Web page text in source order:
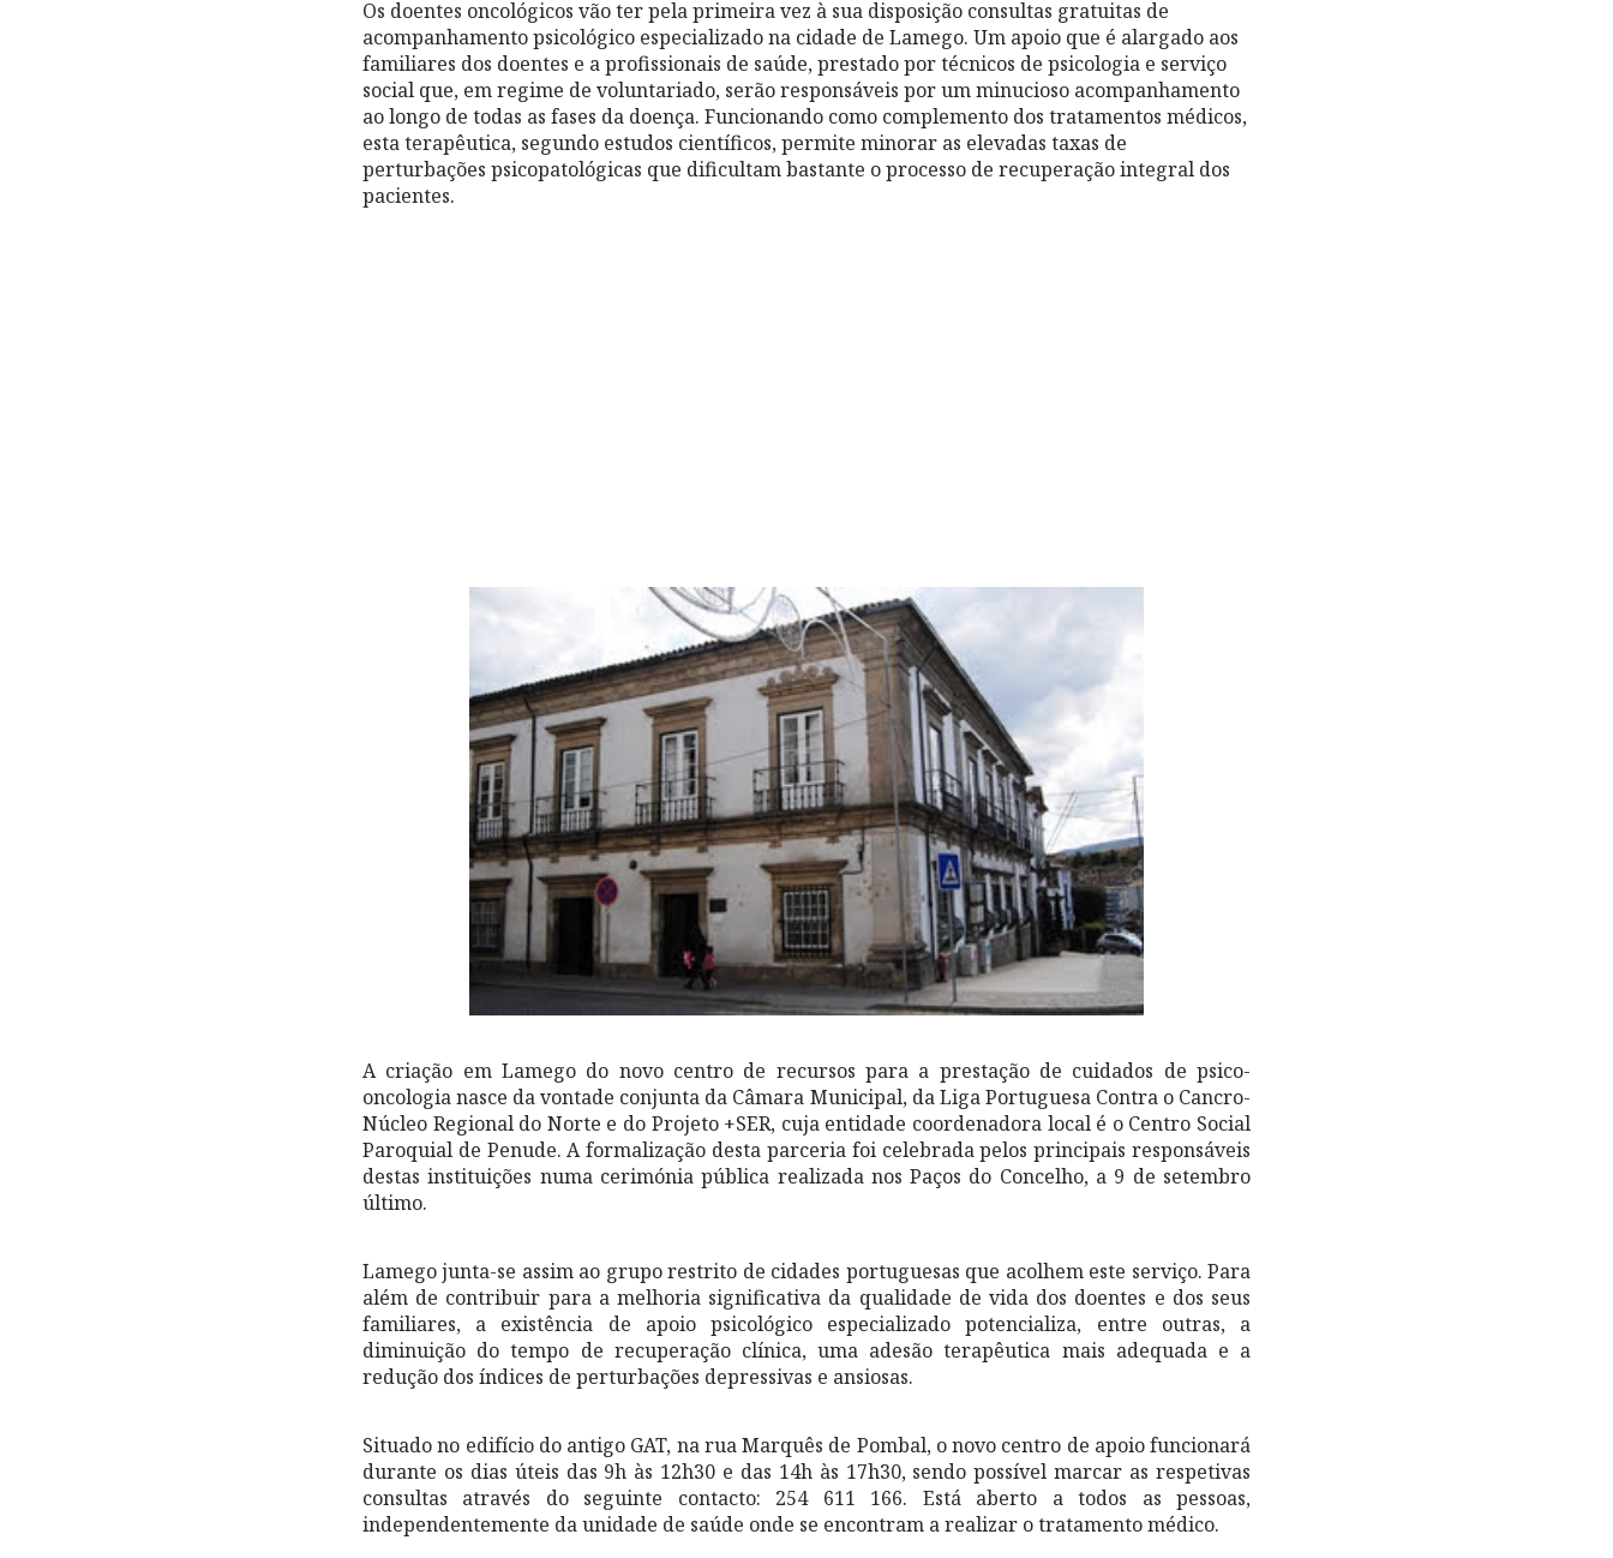
Os doentes oncológicos vão ter pela primeira vez à sua disposição consultas gratuitas de
acompanhamento psicológico especializado na cidade de Lamego. Um apoio que é alargado aos
familiares dos doentes e a profissionais de saúde, prestado por técnicos de psicologia e serviço
social que, em regime de voluntariado, serão responsáveis porum minucioso acompanhamento
ao longo de todas as fases da doença. Funcionando como complemento dos tratamentos médicos,
esta terapêutica, segundo estudos científicos, permite minorar as elevadas taxas de
perturbações psicopatológicas que dificultam bastante o processo de recuperação integral dos
pacientes.
A criação em Lamego do novo centro de recursos para a prestação de cuidados de psico-
oncologia nasce da vontade conjunta da Câmara Municipal, da Liga Portuguesa Contra o Cancro-
Núcleo Regional do Norte e do Projeto +SER, cuja entidade coordenadora local é o Centro Social
Paroquial de Penude. A formalização desta parceria foi celebrada pelos principais responsáveis
destas instituições numa cerimónia pública realizada nos Paços do Concelho, a 9 de setembro
último.
Lamego junta-se assim ao grupo restrito de cidades portuguesas que acolhem este serviço. Para
além de contribuir para a melhoria significativa da qualidade de vida dos doentes e dos seus
familiares, a existência de apoio psicológico especializado potencializa, entre outras, a
diminuição do tempo de recuperação clínica, uma adesão terapêutica mais adequada e a
redução dos índices de perturbações depressivas e ansiosas.
Situado no edifício do antigo GAT, na rua Marquês de Pombal, o novo centro de apoio funcionará
durante os dias úteis das 9h às 12h30 e das 14h às 17h30, sendo possível marcar as respetivas
consultas através do seguinte contacto: 254 611 166. Está aberto a todos as pessoas,
independentemente da unidade de saúde onde se encontram a realizar o tratamento médico.